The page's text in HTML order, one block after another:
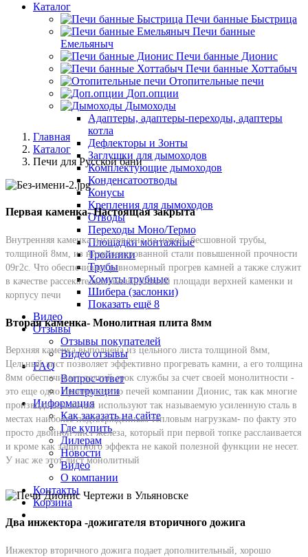
Каталог
Печи банные Быстрица
Печи банные
Емельяныч
Печи банные Дионис
Печи банные Хоттабыч
Отопительные печи
Доп.опции
Дымоходы
Адаптеры, адаптеры-переходы, адаптеры
котла
Дефлекторы и Зонты
Заглушки для дымоходов
Комплектующие дымоходов
Конденсатоотводы
Конусы
Крепления для дымоходов
Отводы
Переходы Моно/Термо
Площадки монтажные
Тройники
Трубы
Хомуты трубные
Шибера (заслонки)
Показать ещё 8
Видео
Отзывы
Отзывы покупателей
Видео отзывы
FAQ
Вопрос-ответ
Инструкции
Информация
Как заказать на сайте
Где купить
Дилерам
Новости
Видео
О компании
Контакты
Корзина
Главная
Каталог
Печи для Русской бани
Первая каменка- Настоящая закрыта
Внутренняя каменка изготовлена из новой, бесшовной трубы,
толщиной 8мм, из низколегированной стали повышенной прочности
09г2с. Что обеспечивает равномерный прогрев камней а также служит
в качестве рассекателя пламени по всей площади верхней каменки и
корпусу печи
Вторая каменка- Монолитная плита 8мм
Верхняя каменка выполнена из цельного листа толщиной 8мм,
Цельный лист позволяет эффективно прогревать камни, а его толщина
8мм обеспечивает долгий срок службы за счет своей монолитности -
это еще одно преимущество печей компании Дионис, так как многие
производители печей используют так называемую усиленную сталь в
местах наиболее подтвержденным тепловым нагрузкам- по факту это
просто двойной лист железа, который при первой топке расслаивается
и кроме как защитного эффекта не какой полезной функции не несет.
У нас же этот лист монолитный
Два инжектора -дожигателя вторичного дожига
Инжектор вторичного дожига подает дополнительный, хорошо